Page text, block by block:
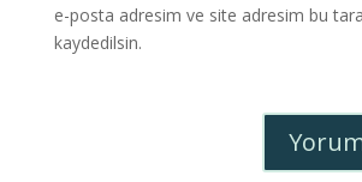
e-posta adresim ve site adresim bu
kaydedilsin.